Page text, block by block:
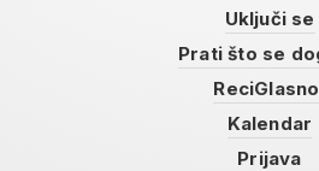
Uključi se
Prati što se
Kalendar
Prijava